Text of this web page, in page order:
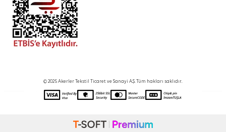
© 2025 Akerler Tekstil Ticaret ve Sanayi A.Ş. Tüm hakları saklıdır.